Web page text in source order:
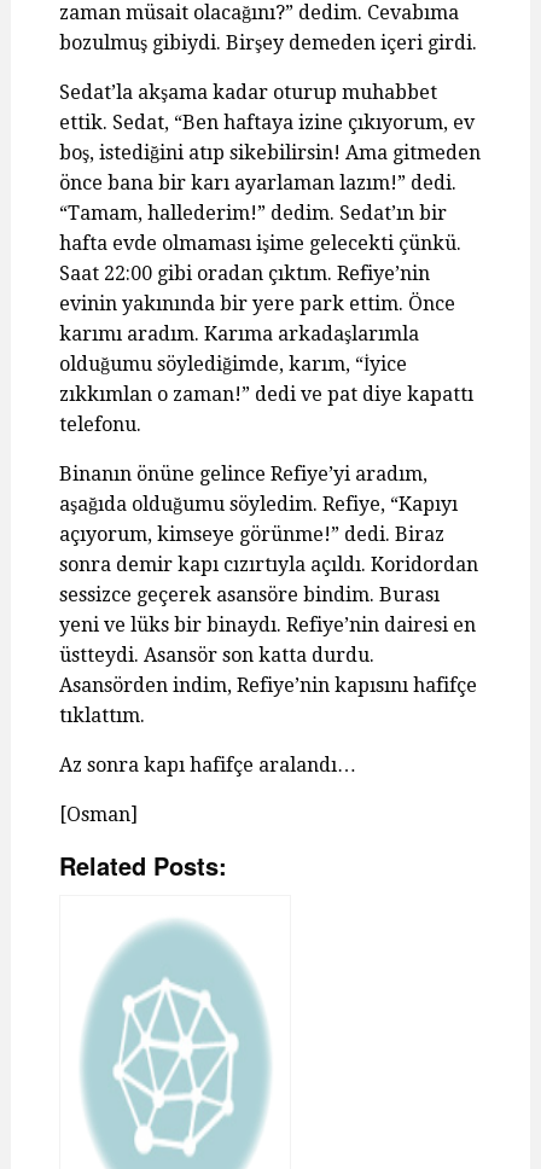
zaman müsait olacağını?” dedim. Cevabıma
bozulmuş gibiydi. Birşey demeden içeri girdi.
Sedat’la akşama kadar oturup muhabbet
ettik. Sedat, “Ben haftaya izine çıkıyorum, ev
boş, istediğini atıp sikebilirsin! Ama gitmeden
önce bana bir karı ayarlaman lazım!” dedi.
“Tamam, hallederim!” dedim. Sedat’ın bir
hafta evde olmaması işime gelecekti çünkü.
Saat 22:00 gibi oradan çıktım. Refiye’nin
evinin yakınında bir yere park ettim. Önce
karımı aradım. Karıma arkadaşlarımla
olduğumu söylediğimde, karım, “İyice
zıkkımlan o zaman!” dedi ve pat diye kapattı
telefonu.
Binanın önüne gelince Refiye’yi aradım,
aşağıda olduğumu söyledim. Refiye, “Kapıyı
açıyorum, kimseye görünme!” dedi. Biraz
sonra demir kapı cızırtıyla açıldı. Koridordan
sessizce geçerek asansöre bindim. Burası
yeni ve lüks bir binaydı. Refiye’nin dairesi en
üstteydi. Asansör son katta durdu.
Asansörden indim, Refiye’nin kapısını hafifçe
tıklattım.
Az sonra kapı hafifçe aralandı…
[Osman]
Related Posts: